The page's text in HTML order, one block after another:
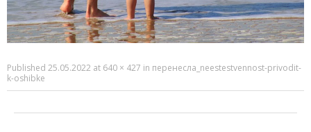
Published 25.05.2022 at 640 × 427 in перенесла_neestestvennost-privodit-
k-oshibke